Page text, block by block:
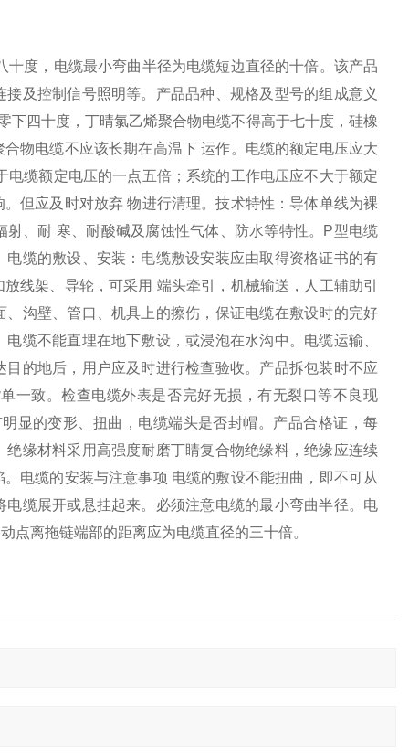
度，电缆最小弯曲半径为电缆短边直径的十倍。该产品
及控制信号照明等。产品品种、规格及型号的组成意义
四十度，丁晴氯乙烯聚合物电缆不得高于七十度，硅橡
物电缆不应该长期在高温下 运作。电缆的额定电压应大
缆额定电压的一点五倍；系统的工作电压应不大于额定
但应及时对放弃 物进行清理。技术特性：导体单线为裸
、耐 寒、耐酸碱及腐蚀性气体、防水等特性。P型电缆
缆的敷设、安装：电缆敷设安装应由取得资格证书的有
线架、导轮，可采用 端头牵引，机械输送，人工辅助引
沟壁、管口、机具上的擦伤，保证电缆在敷设时的完好
缆不能直埋在地下敷设，或浸泡在水沟中。电缆运输、
的地后，用户应及时进行检查验收。产品拆包装时不应
一致。检查电缆外表是否完好无损，有无裂口等不良现
显的变形、扭曲，电缆端头是否封帽。产品合格证，每
缘材料采用高强度耐磨丁睛复合物绝缘料，绝缘应连续
电缆的安装与注意事项 电缆的敷设不能扭曲，即不可从
缆展开或悬挂起来。必须注意电缆的最小弯曲半径。电
点离拖链端部的距离应为电缆直径的三十倍。